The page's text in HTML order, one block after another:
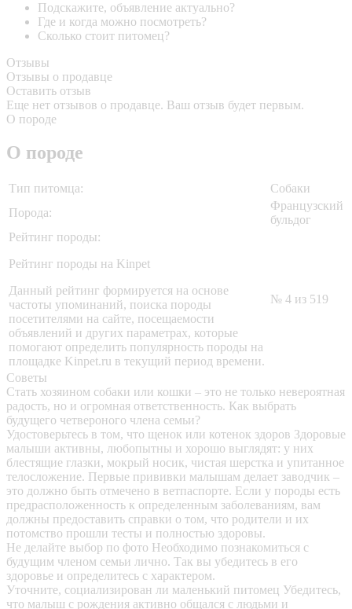
Подскажите, объявление актуально?
Где и когда можно посмотреть?
Сколько стоит питомец?
Отзывы
Отзывы о продавце
Оставить отзыв
Еще нет отзывов о продавце. Ваш отзыв будет первым.
О породе
О породе
Тип питомца:
Собаки
Порода:
Французский
бульдог
Рейтинг породы:
Рейтинг породы на Kinpet
Данный рейтинг формируется на основе
частоты упоминаний, поиска породы
посетителями на сайте, посещаемости
объявлений и других параметрах, которые
помогают определить популярность породы на
площадке Kinpet.ru в текущий период времени.
№ 4 из 519
Советы
Стать хозяином собаки или кошки – это не только невероятная
радость, но и огромная ответственность. Как выбрать
будущего четвероного члена семьи?
Удостоверьтесь в том, что щенок или котенок здоров Здоровые
малыши активны, любопытны и хорошо выглядят: у них
блестящие глазки, мокрый носик, чистая шерстка и упитанное
телосложение. Первые прививки малышам делает заводчик –
это должно быть отмечено в ветпаспорте. Если у породы есть
предрасположенность к определенным заболеваниям, вам
должны предоставить справки о том, что родители и их
потомство прошли тесты и полностью здоровы.
Не делайте выбор по фото Необходимо познакомиться с
будущим членом семьи лично. Так вы убедитесь в его
здоровье и определитесь с характером.
Уточните, социализирован ли маленький питомец Убедитесь,
что малыш с рождения активно общался с людьми и